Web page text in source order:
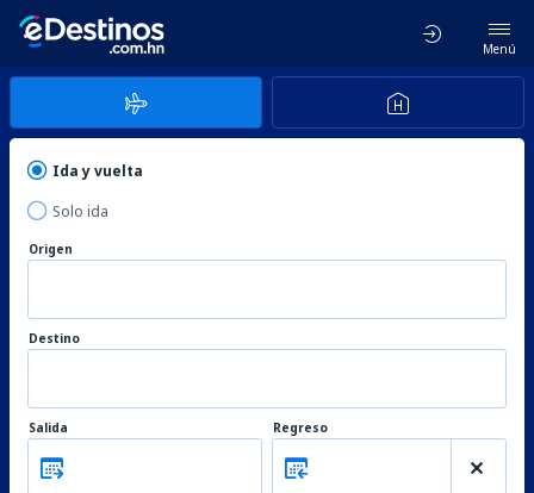
Menú
Ida y vuelta
Solo ida
Origen
Destino
Salida Regreso